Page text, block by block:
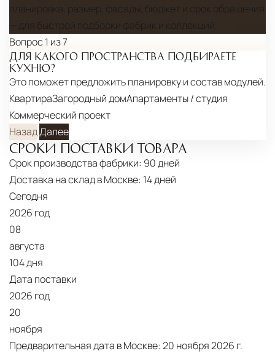
Профессиональная выгрузка —
квалифицированные грузчики
осуществляют разгрузку с применением
специального оборудования и техники
Подъём на этажи— доставка мебели и
дверных блоков в квартиры и офисы с
использованием лифтов или монтажных
средств
Распаковка и расстановка— специалисты
распаковывают товар и устанавливают его в
Вывоз упаковочного материала
Гарантийная проверка
предмет повреждений и дефектов при
доставке
Москве осуществляется в течение 3-5 рабочих
дней. Для Московской области сроки зависят
планировка, размер, фасады, бюджет и срок обращения
— для быстрой подборки фабрик и коллекций.
Вопрос 1 из 7
ДЛЯ КАКОГО ПРОСТРАНСТВА ПОДБИРАЕТЕ
КУХНЮ?
Это поможет предложить планировку и состав модулей.
КвартираЗагородный домАпартаменты / студия
Коммерческий проект
НазадДалее
СРОКИ ПОСТАВКИ ТОВАРА
Срок производства фабрики: 90 дней
Доставка на склад в Москве: 14 дней
Сегодня
2026 год
08
августа
104 дня
Дата поставки
2026 год
20
ноября
Предварительная дата в Москве: 20 ноября 2026 г.